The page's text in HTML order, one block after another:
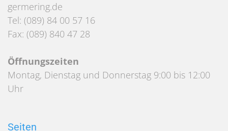
germering.de
Tel: (089) 84 00 57 16
Fax: (089) 840 47 28
Öffnungszeiten
Montag, Dienstag und Donnerstag 9:00 bis 12:00
Uhr
Seiten